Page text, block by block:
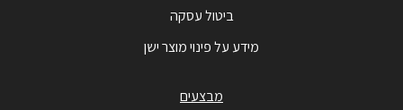
ביטול עסקה
מידע על פינוי מוצר ישן
מבצעים